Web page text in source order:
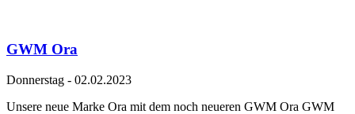
GWM Ora
Donnerstag - 02.02.2023
Unsere neue Marke Ora mit dem noch neueren GWM Ora GWM